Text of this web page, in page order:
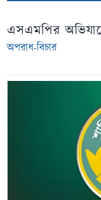
এসএমপির
অপরাধ-বিচার